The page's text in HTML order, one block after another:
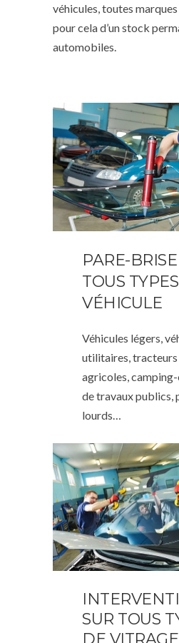
véhicules, toutes
pour cela d’un stock
automobiles.
PARE-
TOUS
VÉHICULE
Véhicules légers,
utilitaires,
agricoles, camping-
de travaux publics,
lourds…
SUR TOUS